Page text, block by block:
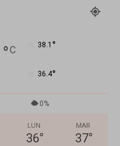
°C 38.1 °
36.4°
0%
LUN
36°
MAR
37°